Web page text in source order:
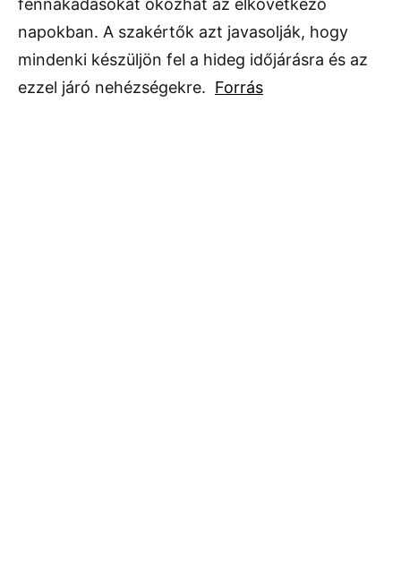
napokban. A szakértők azt javasolják, hogy
mindenki készüljön fel a hideg időjárásra és az
ezzel járó nehézségekre. Forrás